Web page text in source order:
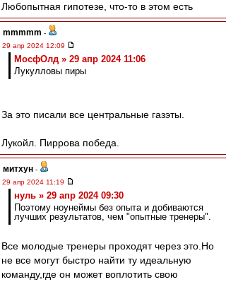
Любопытная гипотезе, что-то в этом есть
mmmmm -
29 апр 2024 12:09
МосфОлд » 29 апр 2024 11:06
Лукулловы пиры
За это писали все центральные газэты.
Лукойл. Пиррова победа.
митхун -
29 апр 2024 11:19
нуль » 29 апр 2024 09:30
Поэтому ноунеймы без опыта и добиваются
лучших результатов, чем "опытные тренеры".
Все молодые тренеры проходят через это.Но
не все могут быстро найти ту идеальную
команду,где он может воплотить свою